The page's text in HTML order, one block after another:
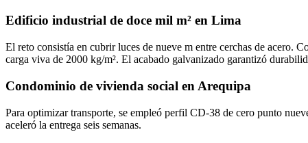
Edificio industrial de doce mil m² en Lima
El reto consistía en cubrir luces de nueve m entre cerchas de acero.
carga viva de 2000 kg/m². El acabado galvanizado garantizó
Condominio de vivienda social en Arequipa
Para optimizar transporte, se empleó perfil CD‑38 de cero punto
aceleró la entrega seis semanas.